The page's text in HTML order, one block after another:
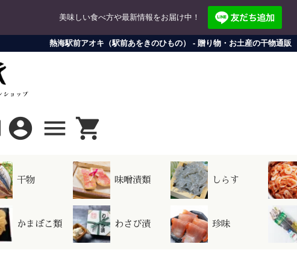
美味しい食べ方や最新情報をお届け中！
熱海駅前アオキ（駅前あをきのひもの） - 贈り物・お土産の干物通販
account_circle menu shopping_cart
支払い方法について 配送方法・送料について ショップに
ログイン
の登録・ログインが必要になります。 新
干物 味噌漬類 しらす
かまぼこ類 わさび漬 珍味